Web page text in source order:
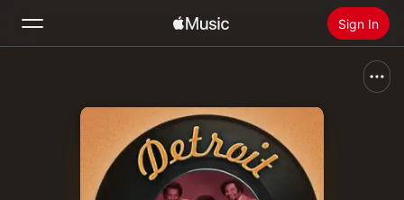
Sign In
Install Apple Music